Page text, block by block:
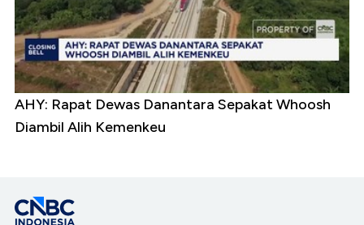
AHY: Rapat Dewas Danantara Sepakat Whoosh
Diambil Alih Kemenkeu